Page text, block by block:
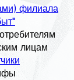
филиала
лицам